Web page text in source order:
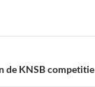
de KNSB competitie